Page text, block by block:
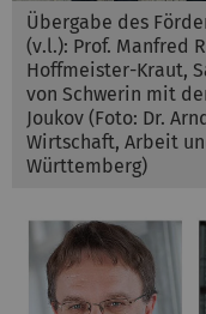
Übergabe des
(v.l.): Prof. Manfred
Hoffmeister-Kraut,
von Schwerin mit
Joukov (Foto: Dr.
Wirtschaft, Arbeit
Württemberg)